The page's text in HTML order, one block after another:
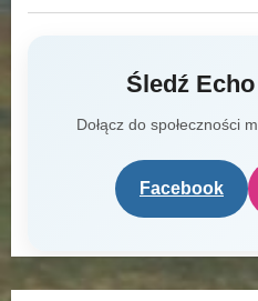
Śledź
Dołącz do społeczności
Facebook